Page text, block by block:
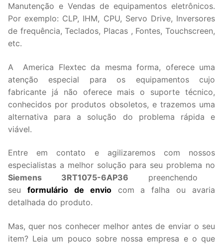
Manutenção e Vendas de equipamentos eletrônicos.
Por exemplo: CLP, IHM, CPU, Servo Drive, Inversores
de frequência, Teclados, Placas , Fontes, Touchscreen,
etc.
A America Flextec da mesma forma, oferece uma
atenção especial para os equipamentos cujo
fabricante já não oferece mais o suporte técnico,
conhecidos por produtos obsoletos, e trazemos uma
alternativa para a solução do problema rápida e
viável.
Entre em contato e agilizaremos com nossos
especialistas a melhor solução para seu problema no
Siemens 3RT1075-6AP36 preenchendo
seu formulário de enviocom a falha ou avaria
detalhada do produto.
Mas, quer nos conhecer melhor antes de enviar o seu
item? Leia um pouco sobre nossa empresa e o que